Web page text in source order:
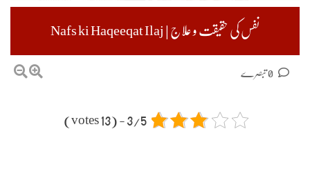
نفس کی حقیقت و علاج | Nafs ki Haqeeqat Ilaj
3/5 - (13 votes)